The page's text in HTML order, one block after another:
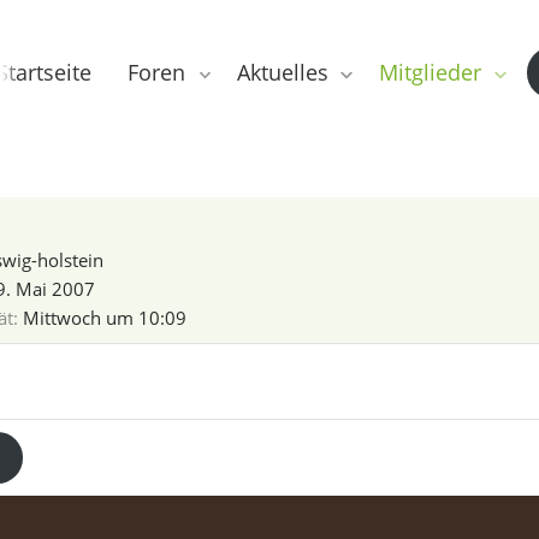
Foren Aktuelles Mitglieder
holstein
Mai 2007
Mittwoch um 10:09